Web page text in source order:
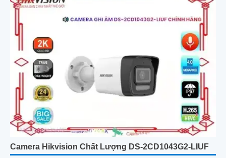
Camera Hikvision Chất Lượng DS-2CD1043G2-LIUF